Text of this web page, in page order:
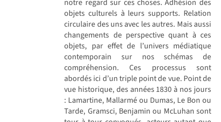
notre regard sur ces choses. Adhésion des
objets culturels à leurs supports. Relation
circulaire des uns avec les autres. Mais aussi
changements de perspective quant à ces
objets, par effet de l’univers médiatique
contemporain sur nos schémas de
compréhension. Ces processus sont
abordés ici d’un triple point de vue. Point de
vue historique, des années 1830 à nos jours
: Lamartine, Mallarmé ou Dumas, Le Bon ou
Tarde, Gramsci, Benjamin ou McLuhan sont